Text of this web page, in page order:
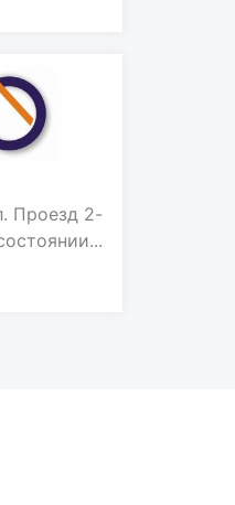
Проезд 2-